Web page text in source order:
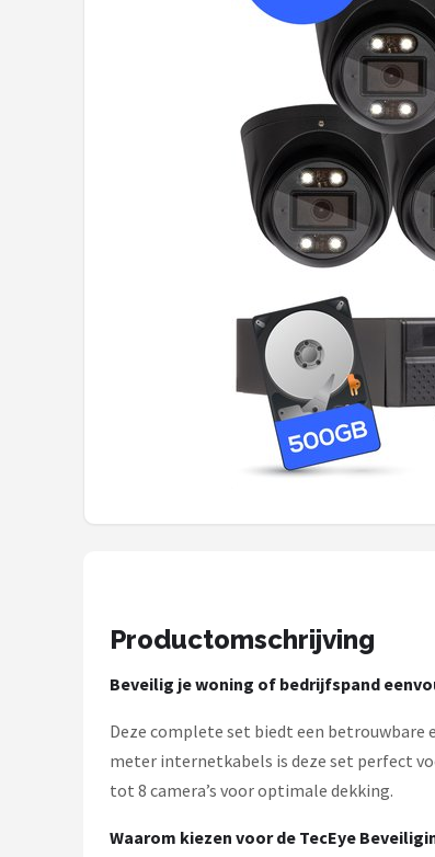
Productomschrijving
Beveilig je woning of bedrijfspand
Deze complete set biedt een betrouwbare
meter internetkabels is deze set perfect
tot 8 camera’s voor optimale dekking.
Waarom kiezen voor de TecEye